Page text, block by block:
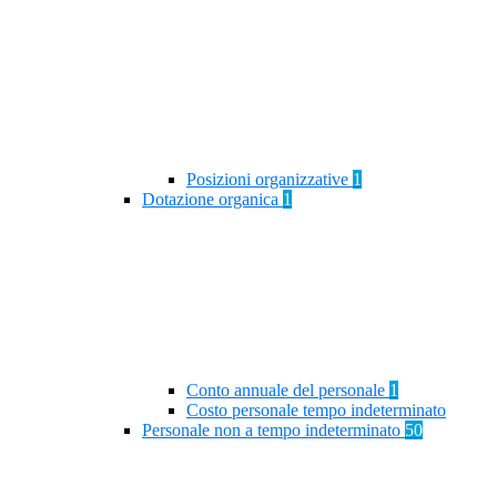
Posizioni organizzative 1
Dotazione organica 1
Conto annuale del personale 1
Costo personale tempo indeterminato
Personale non a tempo indeterminato 50